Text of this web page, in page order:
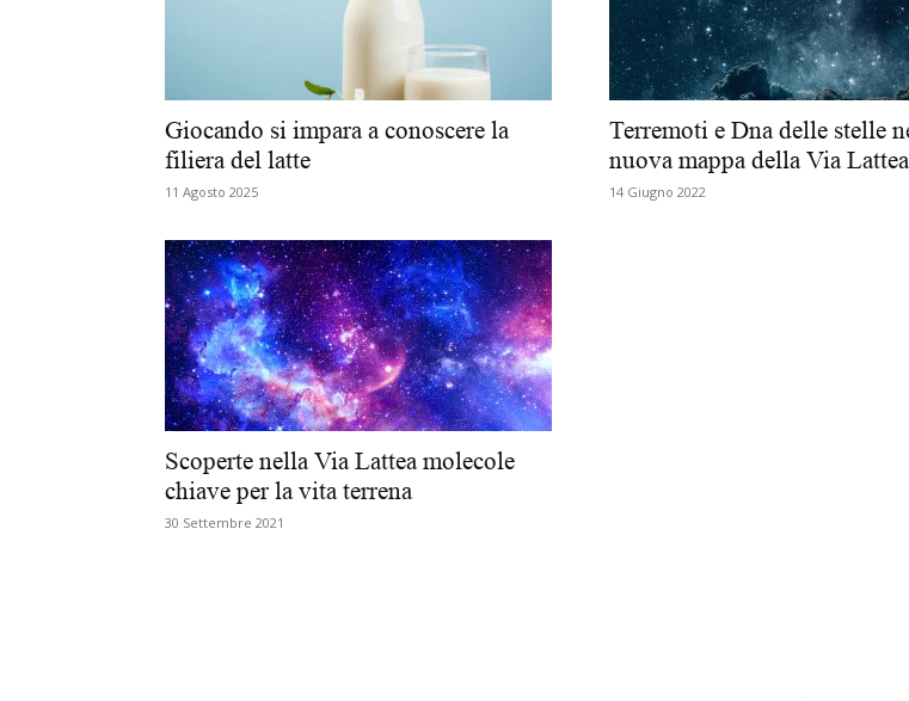
dei
Giocando si impara a conoscere la
filiera del latte
11 Agosto 2025
Terremoti e Dna delle stelle
nuova mappa della Via Lattea
14 Giugno 2022
Scoperte nella Via Lattea molecole
chiave per la vita terrena
30 Settembre 2021